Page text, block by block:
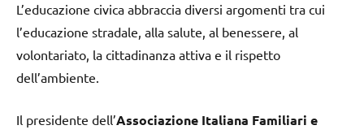
L’educazione civica abbraccia diversi argomenti tra cui
l’educazione stradale, alla salute, al benessere, al
volontariato, la cittadinanza attiva e il rispetto
dell’ambiente.
Il presidente dell’Associazione Italiana Familiari e